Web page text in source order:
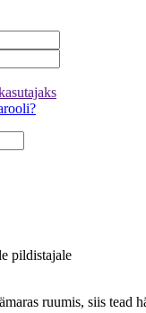
pildistajale
ruumis, siis tead